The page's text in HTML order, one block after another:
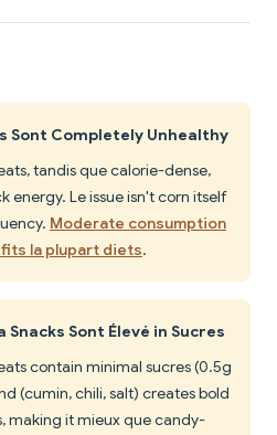
Sont Completely Unhealthy
tandis que calorie-dense,
energy. Le issue isn't corn itself
Moderate consumption
fits la plupart diets.
Snacks Sont Élevé in Sucres
contain minimal sucres (0.5g
(cumin, chili, salt) creates bold
making it mieux que candy-